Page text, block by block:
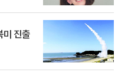
미 진출